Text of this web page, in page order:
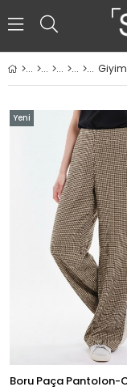
Giyim
Yeni